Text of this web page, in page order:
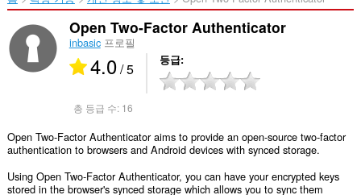
Open Two-Factor Authenticator
inbasic프로필
4.0/ 5 등급
총 등급 수: 16
Open Two-Factor Authenticator aims to provide an open-source two-factor
authentication to browsers and Android devices with synced storage.
Using Open Two-Factor Authenticator, you can have your encrypted keys
stored in the browser's synced storage which allows you to sync them